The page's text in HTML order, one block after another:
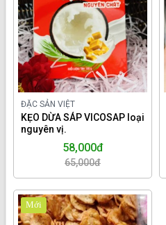
ĐẶC SẢN VIỆT
KẸO DỪA SÁP VICOSAP loại
nguyên vị.
58,000đ
65,000đ
Mới